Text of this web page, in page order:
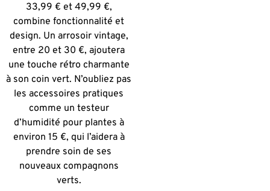
33,99 € et 49,99 €,
combine fonctionnalité et
design. Un arrosoir vintage,
entre 20 et 30 €, ajoutera
une touche rétro charmante
à son coin vert. N’oubliez pas
les accessoires pratiques
comme un testeur
d’humidité pour plantes à
environ 15 €, qui l’aidera à
prendre soin de ses
nouveaux compagnons
verts.